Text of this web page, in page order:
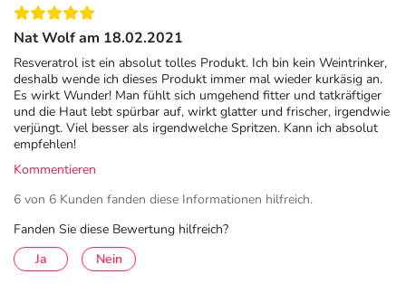
Nat Wolf am 18.02.2021
Resveratrol ist ein absolut tolles Produkt. Ich bin kein Weintrinker,
deshalb wende ich dieses Produkt immer mal wieder kurkäsig an.
Es wirkt Wunder! Man fühlt sich umgehend fitter und tatkräftiger
und die Haut lebt spürbar auf, wirkt glatter und frischer, irgendwie
verjüngt. Viel besser als irgendwelche Spritzen. Kann ich absolut
empfehlen!
Kommentieren
6 von 6 Kunden fanden diese Informationen hilfreich.
Fanden Sie diese Bewertung hilfreich?
Ja
Nein